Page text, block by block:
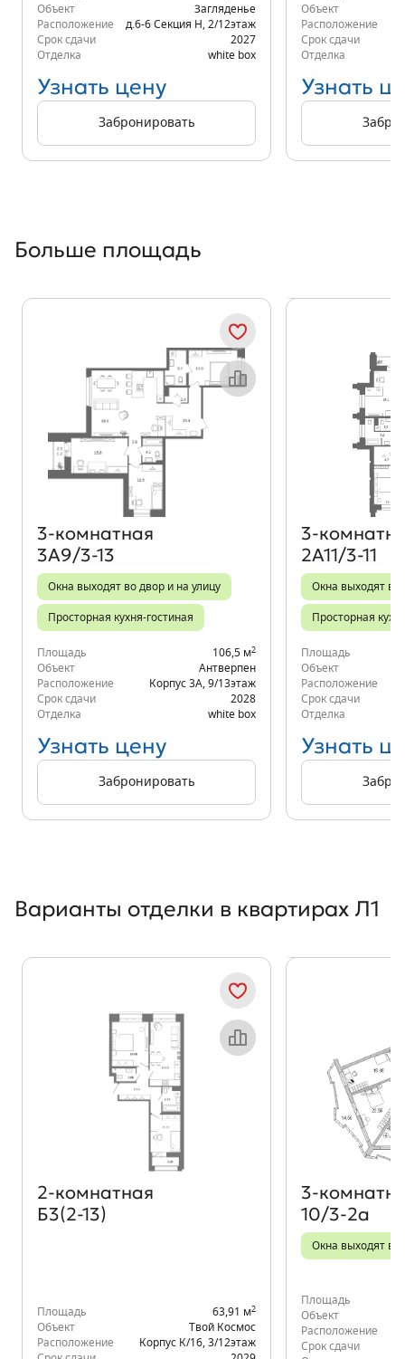
Объект
Загляденье
Расположение
д.6-6 Секция Н 2/12этаж
Срок сдачи
2027
Отделка
white box
Узнать цену
Забронировать
Объект
Расположение
Срок сдачи
Отделка
Узнать
Больше площадь
Объект месяца
3‑комнатная
3А9/3-13
Окна выходят во двор и на улицу
Просторная кухня-гостиная
Площадь 106,5 м2
Объект
Антверпен
Расположение
Корпус 3А 9/13этаж
Срок сдачи
2028
Отделка
white box
Узнать цену
Забронировать
2А11/3-11
Окна выходят во
Просторная
Площадь
Объект
Расположение
Срок сдачи
Отделка
Узнать
Варианты отделки в квартирах Л1
Объект месяца
2‑комнатная
Б3(2-13)
Площадь 63,91 м2
Объект
Твой Космос
Расположение
Корпус К/16 3/12этаж
10/3-2а
Окна выходят во
Площадь
Объект
Расположение
Срок сдачи